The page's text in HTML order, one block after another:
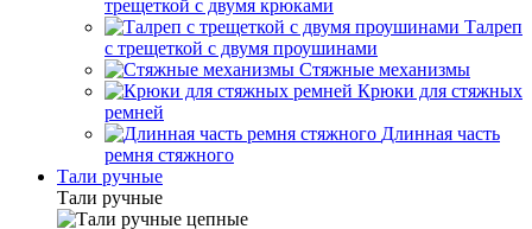
трещеткой с двумя крюками
Талреп
с трещеткой с двумя проушинами
Стяжные механизмы
Крюки для стяжных
ремней
Длинная часть
ремня стяжного
Тали ручные
Тали ручные